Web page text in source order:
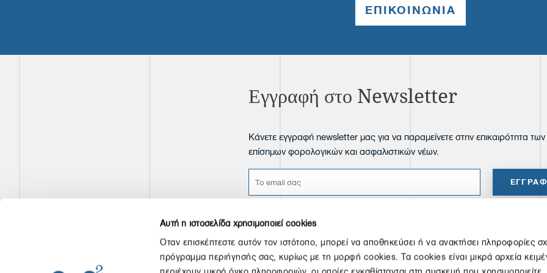
Αυτή η ιστοσελίδα χρησιμοποιεί cookies
Όταν επισκέπτεστε αυτόν τον ιστότοπο, μπορεί να αποθηκεύσει ή να ανακτήσει πληροφορίες
πρόγραμμα περιήγησής σας, κυρίως με τη μορφή cookies. Τα cookies είναι μικρά αρχεία
ΕΠΙΚΟΙΝΩΝΙΑ
Εγγραφή στο Newsletter
Κάνετε εγγραφή newsletter μας για να παραμείνετε στην επικαιρότητα των
επίσημων φορολογικών και ασφαλιστικών νέων.
Υπηρεσίες